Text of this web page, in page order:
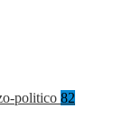
politico 82